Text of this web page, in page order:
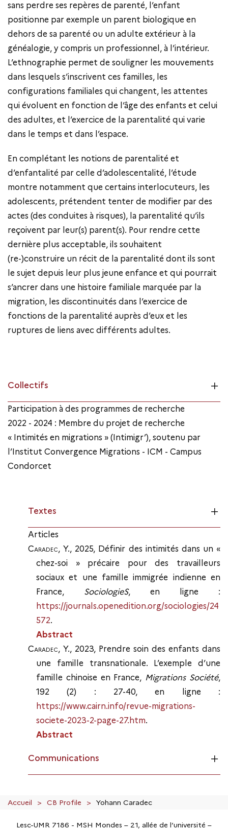
sans perdre ses repères de parenté, l’enfant
positionne par exemple un parent biologique en
dehors de sa parenté ou un adulte extérieur à la
généalogie, y compris un professionnel, à l’intérieur.
L’ethnographie permet de souligner les mouvements
dans lesquels s’inscrivent ces familles, les
configurations familiales qui changent, les attentes
qui évoluent en fonction de l’âge des enfants et celui
des adultes, et l’exercice de la parentalité qui varie
dans le temps et dans l’espace.
En complétant les notions de parentalité et
d’enfantalité par celle d’adolescentalité, l’étude
montre notamment que certains interlocuteurs, les
adolescents, prétendent tenter de modifier par des
actes (des conduites à risques), la parentalité qu’ils
reçoivent par leur(s) parent(s). Pour rendre cette
dernière plus acceptable, ils souhaitent
(re-)construire un récit de la parentalité dont ils sont
le sujet depuis leur plus jeune enfance et qui pourrait
s’ancrer dans une histoire familiale marquée par la
migration, les discontinuités dans l’exercice de
fonctions de la parentalité auprès d’eux et les
ruptures de liens avec différents adultes.
Collectifs
Participation à des programmes de recherche
2022 - 2024 : Membre du projet de recherche
« Intimités en migrations » (Intimigr’), soutenu par
l’Institut Convergence Migrations - ICM - Campus
Condorcet
Textes
Articles
Caradec, Y., 2025, Définir des intimités dans un «
chez-soi » précaire pour des travailleurs
sociaux et une famille immigrée indienne en
France, SociologieS, en ligne :
https://journals.openedition.org/sociologies/24
572.
Abstract
Caradec, Y., 2023, Prendre soin des enfants dans
une famille transnationale. L’exemple d’une
famille chinoise en France, Migrations Société,
192 (2) : 27-40, en ligne :
https://www.cairn.info/revue-migrations-
societe-2023-2-page-27.htm.
Abstract
Communications
Accueil CB Profile Yohann Caradec
Lesc-UMR 7186 - MSH Mondes – 21, allée de l’université –